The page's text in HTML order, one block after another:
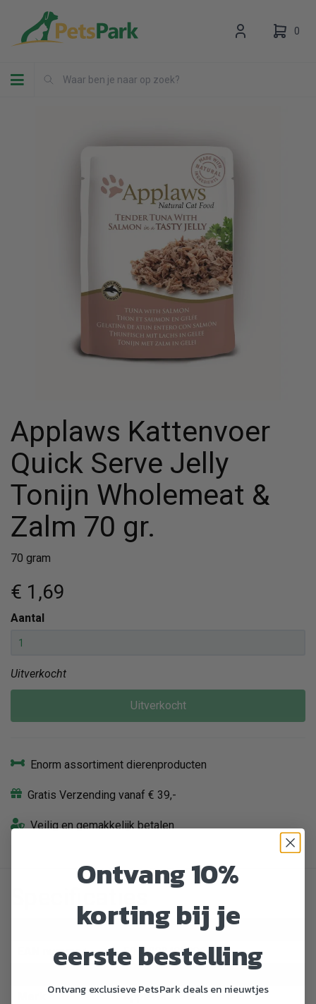
Toggle navigation
0
Uw winkelwagen is leeg.
Vul hem met producten.
Applaws Kattenvoer
Quick Serve Jelly
Tonijn Wholemeat &
Zalm 70 gr.
70 gram
€ 1 ,69
Aantal
Uitverkocht
Uitverkocht
Enorm assortiment dierenproducten
Gratis Verzending vanaf € 39,-
Veilig en gemakkelijk betalen
Artikelnummer
413216
EAN nummer
5060333430306
Applaws
Ontvang 10%
korting bij je
eerste bestelling
Ontvang exclusieve PetsPark deals en nieuwtjes